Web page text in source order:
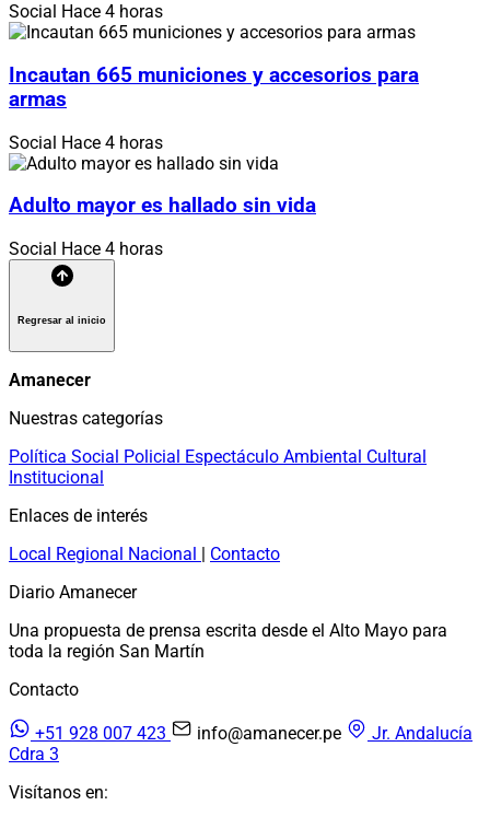
Social Hace 4 horas
Incautan 665 municiones y accesorios para
armas
Social Hace 4 horas
Adulto mayor es hallado sin vida
Social Hace 4 horas
Regresar al inicio
Amanecer
Nuestras categorías
Política Social Policial Espectáculo Ambiental Cultural
Institucional
Enlaces de interés
Local Regional Nacional | Contacto
Diario Amanecer
Una propuesta de prensa escrita desde el Alto Mayo para
toda la región San Martín
Contacto
+51 928 007 423 info@amanecer.pe
Jr. Andalucía
Cdra 3
Visítanos en: